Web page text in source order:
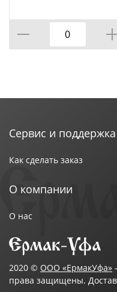
Сервис и поддержка
Как сделать заказ
О компании
О нас
2020 © ООО «ЕрмакУфа»
права защищены.